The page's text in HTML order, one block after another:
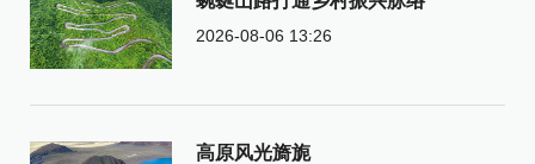
2026-08-06 13:26
高原风光旖旎